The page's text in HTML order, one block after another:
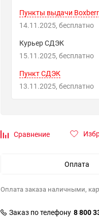
Пункты выдачи
14.11.2025
Бесплатно
Курьер СДЭК
15.11.2025
Бесплатно
Пункт СДЭК
13.11.2025
Бесплатно
Сравнение
Оплата
Оплата заказа наличными,
Заказ по телефону 8 800